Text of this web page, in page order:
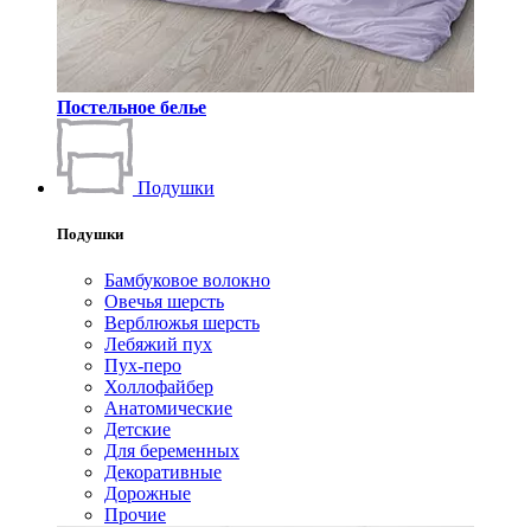
Постельное белье
Подушки
Подушки
Бамбуковое волокно
Овечья шерсть
Верблюжья шерсть
Лебяжий пух
Пух-перо
Холлофайбер
Анатомические
Детские
Для беременных
Декоративные
Дорожные
Прочие